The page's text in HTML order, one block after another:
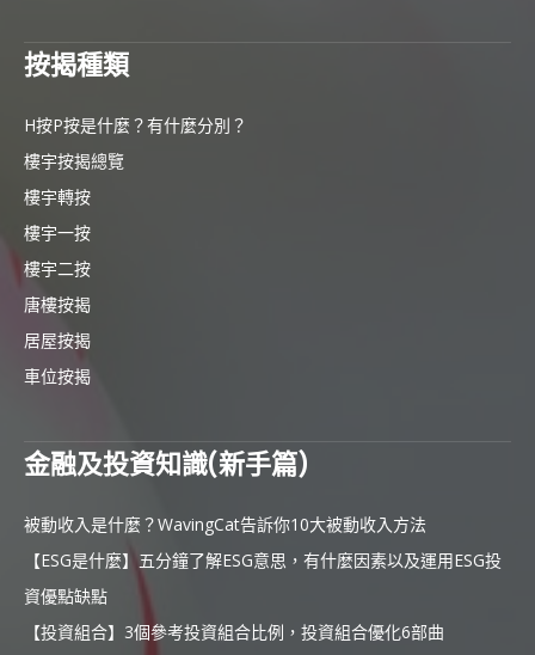
按揭種類
H按P按是什麼？有什麼分別？
樓宇按揭總覽
樓宇轉按
樓宇一按
樓宇二按
唐樓按揭
居屋按揭
車位按揭
金融及投資知識(新手篇)
被動收入是什麼？WavingCat告訴你10大被動收入方法
【ESG是什麼】五分鐘了解ESG意思，有什麼因素以及運用ESG投
資優點缺點
【投資組合】3個參考投資組合比例，投資組合優化6部曲